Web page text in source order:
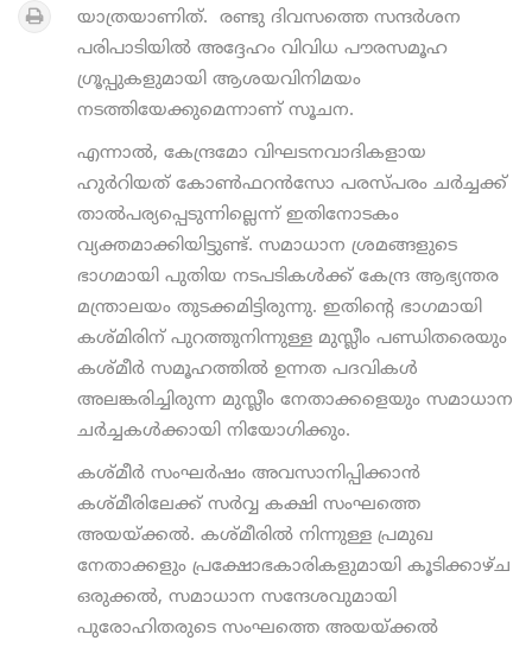
യാത്രയാണിത്. രണ്ടു ദിവസത്തെ സന്ദര്‍ശന
പരിപാടിയില്‍ അദ്ദേഹം വിവിധ പൗരസമൂഹ
ഗ്രൂപ്പുകളുമായി ആശയവിനിമയം
നടത്തിയേക്കുമെന്നാണ് സൂചന.
എന്നാല്‍, കേന്ദ്രമോ വിഘടനവാദികളായ
ഹുര്‍റിയത് കോണ്‍ഫറന്‍സോ പരസ്പരം ചര്‍ച്ചക്ക്
താല്‍പര്യപ്പെടുന്നില്ലെന്ന് ഇതിനോടകം
വ്യക്തമാക്കിയിട്ടുണ്ട്. സമാധാന ശ്രമങ്ങളുടെ
ഭാഗമായി പുതിയ നടപടികള്‍ക്ക് കേന്ദ്ര ആഭ്യന്തര
മന്ത്രാലയം തുടക്കമിട്ടിരുന്നു. ഇതിന്റെ ഭാഗമായി
കശ്മിരിന് പുറത്തുനിന്നുള്ള മുസ്ലീം പണ്ഡിതരെയും
കശ്മീര്‍ സമൂഹത്തില്‍ ഉന്നത പദവികള്‍
അലങ്കരിച്ചിരുന്ന മുസ്ലീം നേതാക്കളെയും സമാധാന
ചര്‍ച്ചകള്‍ക്കായി നിയോഗിക്കും.
കശ്മീര്‍ സംഘര്‍ഷം അവസാനിപ്പിക്കാന്‍
കശ്മീരിലേക്ക് സര്‍വ്വ കക്ഷി സംഘത്തെ
അയയ്ക്കല്‍. കശ്മീരില്‍ നിന്നുള്ള പ്രമുഖ
നേതാക്കളും പ്രക്ഷോഭകാരികളുമായി കൂടിക്കാഴ്ച
ഒരുക്കൽ, സമാധാന സന്ദേശവുമായി
പുരോഹിതരുടെ സംഘത്തെ അയയ്ക്കല്‍